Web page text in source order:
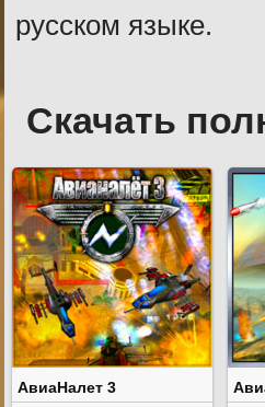
русском языке.
Скачать
АвиаНалет 3